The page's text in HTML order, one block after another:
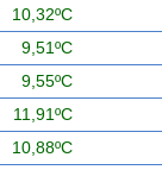
10,32ºC
9,51ºC
9,55ºC
11,91ºC
10,88ºC